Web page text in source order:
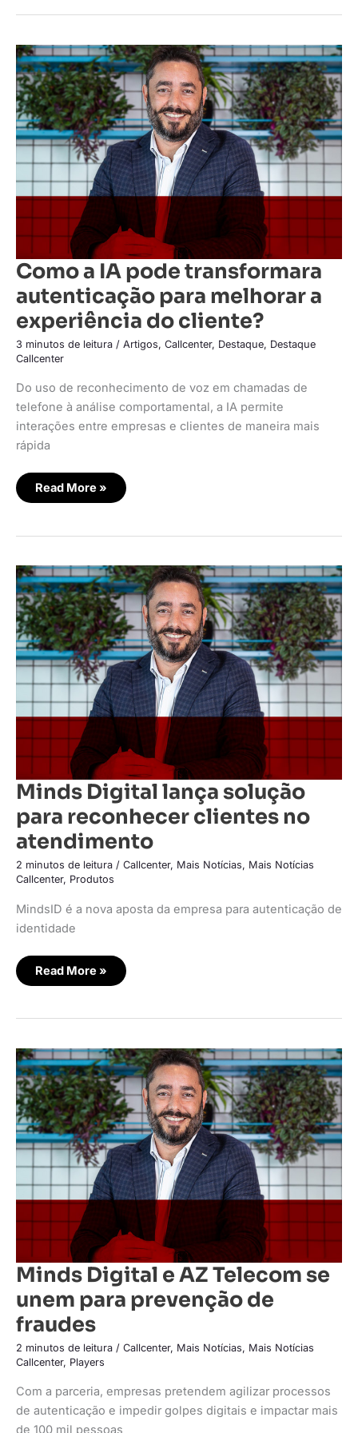
Como a IA pode transformara
autenticação para melhorar a
experiência do cliente?
3 minutos de leitura / Artigos, Callcenter, Destaque, Destaque
Callcenter
Do uso de reconhecimento de voz em chamadas de
telefone à análise comportamental, a IA permite
interações entre empresas e clientes de maneira mais
rápida
Como
a
IA
pode
transformara
autenticação
para
melhorar
a
experiência
do
Read More »
Minds Digital lança solução
para reconhecer clientes no
atendimento
2 minutos de leitura / Callcenter, Mais Notícias, Mais Notícias
Callcenter, Produtos
MindsID é a nova aposta da empresa para autenticação de
identidade
Minds
Digital
lança
solução
para
reconhecer
clientes
no
atendimento
Read More »
Minds Digital e AZ Telecom se
unem para prevenção de
fraudes
2 minutos de leitura / Callcenter, Mais Notícias, Mais Notícias
Callcenter, Players
Com a parceria, empresas pretendem agilizar processos
de autenticação e impedir golpes digitais e impactar mais
Minds
Digital
e
AZ
Telecom
se
unem
para
prevenção
de
fraudes